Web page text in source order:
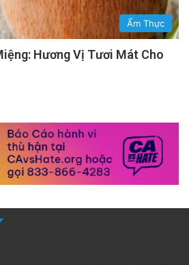
Ẩm Thực
Hương Vị Tươi Mát Cho